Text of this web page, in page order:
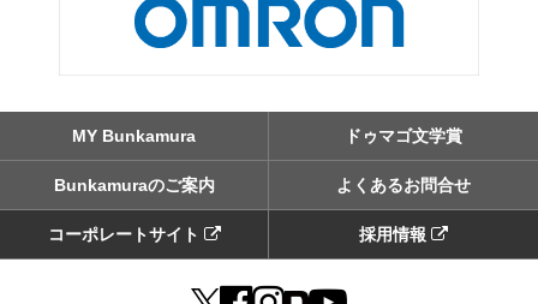
MY Bunkamura ドゥマゴ文学賞
Bunkamuraのご案内 よくあるお問合せ
コーポレートサイト 採用情報